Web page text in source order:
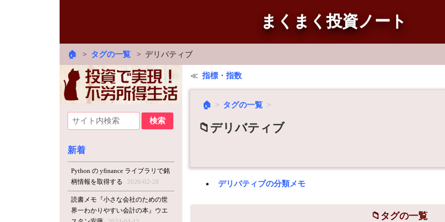
まくまく投資ノート
🏠 タグの一覧 デリバティブ
新着
Python の yfinance ライブラリで銘
柄情報を取得する
2026-02-28
読書メモ『小さな会社のための世
界一わかりやすい会計の本』ウエ
指標・指数
🏠 タグの一覧
📁デリバティブ
デリバティブの分類メモ
タグの一覧